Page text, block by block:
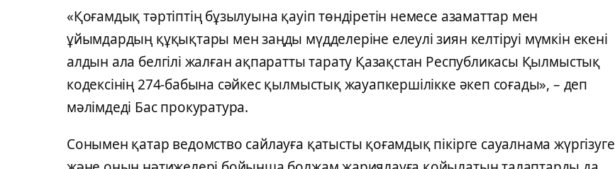
«Қоғамдық тәртіптің бұзылуына қауіп төндіретін немесе азаматтар мен
ұйымдардың құқықтары мен заңды мүдделеріне елеулі зиян келтіруі мүмкін екені
алдын ала белгілі жалған ақпаратты тарату Қазақстан Республикасы Қылмыстық
кодексінің 274-бабына сәйкес қылмыстық жауапкершілікке әкеп соғады», – деп
мәлімдеді Бас прокуратура.
Сонымен қатар ведомство сайлауға қатысты қоғамдық пікірге сауалнама жүргізуге